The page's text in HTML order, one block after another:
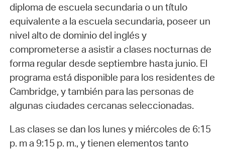
diploma de escuela secundaria o un título
equivalente a la escuela secundaria, poseer un
nivel alto de dominio del inglés y
comprometerse a asistir a clases nocturnas de
forma regular desde septiembre hasta junio. El
programa está disponible para los residentes de
Cambridge, y también para las personas de
algunas ciudades cercanas seleccionadas.
Las clases se dan los lunes y miércoles de 6:15
p. m a 9:15 p. m., y tienen elementos tanto